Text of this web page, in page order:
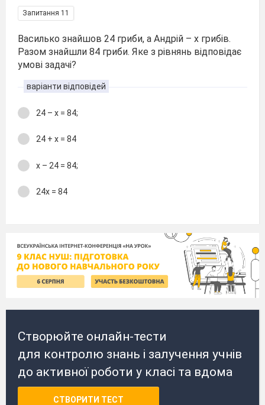
Запитання 11
Василько знайшов 24 гриби, а Андрій – х грибів.
Разом знайшли 84 гриби. Яке з рівнянь відповідає
умові задачі?
варіанти відповідей
24 – х = 84;
24 + х = 84
х – 24 = 84;
24х = 84
Створюйте онлайн-тести
для контролю знань і залучення учнів
до активної роботи у класі та вдома
СТВОРИТИ ТЕСТ